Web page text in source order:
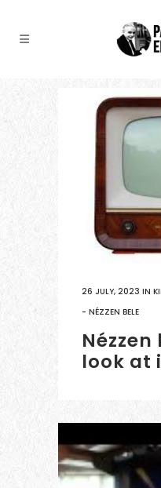
26 JULY, 2023 IN
- NÉZZEN BELE
Nézzen
look at